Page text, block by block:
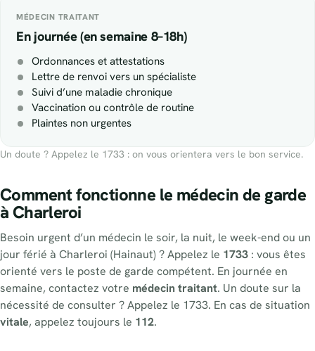
MÉDECIN TRAITANT
En journée (en semaine 8–18h)
Ordonnances et attestations
Lettre de renvoi vers un spécialiste
Suivi d’une maladie chronique
Vaccination ou contrôle de routine
Plaintes non urgentes
Un doute ? Appelez le 1733 : on vous orientera vers le bon service.
Comment fonctionne le médecin de garde
à Charleroi
Besoin urgent d’un médecin le soir, la nuit, le week-end ou un
jour férié à Charleroi (Hainaut) ? Appelez le 1733 : vous êtes
orienté vers le poste de garde compétent. En journée en
semaine, contactez votre médecin traitant. Un doute sur la
nécessité de consulter ? Appelez le 1733. En cas de situation
vitale, appelez toujours le 112.